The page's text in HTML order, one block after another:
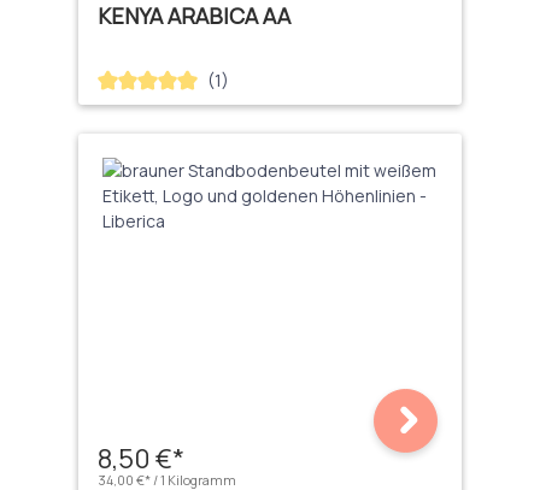
KENYA ARABICA AA
Durchschnittliche Bewertung von 5 von 5 Sternen
(1)
8,50 €*
34,00 €* / 1 Kilogramm